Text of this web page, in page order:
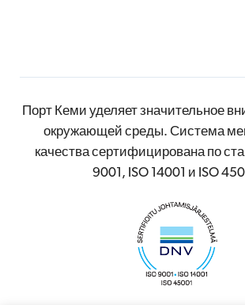
Порт Кеми уделяет значительное
окружающей среды. Система
качества сертифицирована по
9001, ISO 14001 и ISO